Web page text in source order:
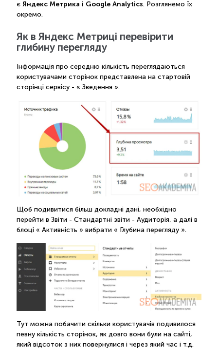
є Яндекс Метрика і Google Analytics. Розглянемо їх
окремо.
Як в Яндекс Метриці перевірити
глибину перегляду
Інформація про середню кількість переглядаються
користувачами сторінок представлена на стартовій
сторінці сервісу - « Зведення ».
Щоб подивитися більш докладні дані, необхідно
перейти в Звіти - Стандартні звіти - Аудиторія, а далі в
блоці « Активність » вибрати « Глубина перегляду ».
Тут можна побачити скільки користувачів подивилося
певну кількість сторінок, як довго вони були на сайті,
який відсоток з них повернулися і через який час і т.д.